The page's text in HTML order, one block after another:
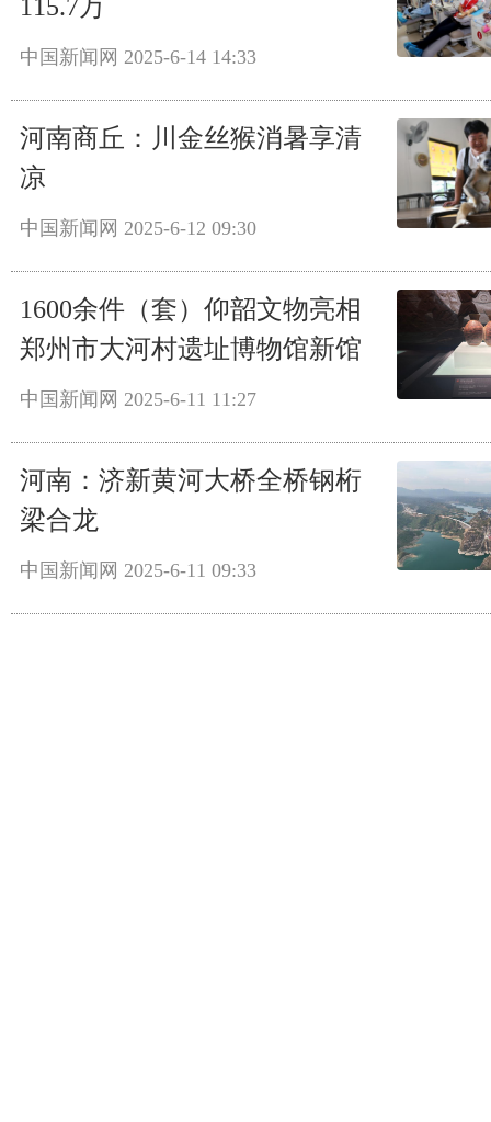
115.7万
中国新闻网 2025-6-14 14:33
河南商丘：川金丝猴消暑享清
凉
中国新闻网 2025-6-12 09:30
1600余件（套）仰韶文物亮相
郑州市大河村遗址博物馆新馆
中国新闻网 2025-6-11 11:27
河南：济新黄河大桥全桥钢桁
梁合龙
中国新闻网 2025-6-11 09:33